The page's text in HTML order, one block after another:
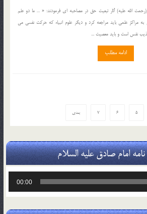
الله علیه) آثار تبعیت حق در مصاحبه ای فرمودند: « … ما دو علم
مراکز علمی باید مراجعه کرد و دیگر علوم انبیاء که حرکت نفسی می
نفس است و باید معصیت ...
ادامه مطلب
5
6
7 بعدی
امام صادق علیه السلام
00:00